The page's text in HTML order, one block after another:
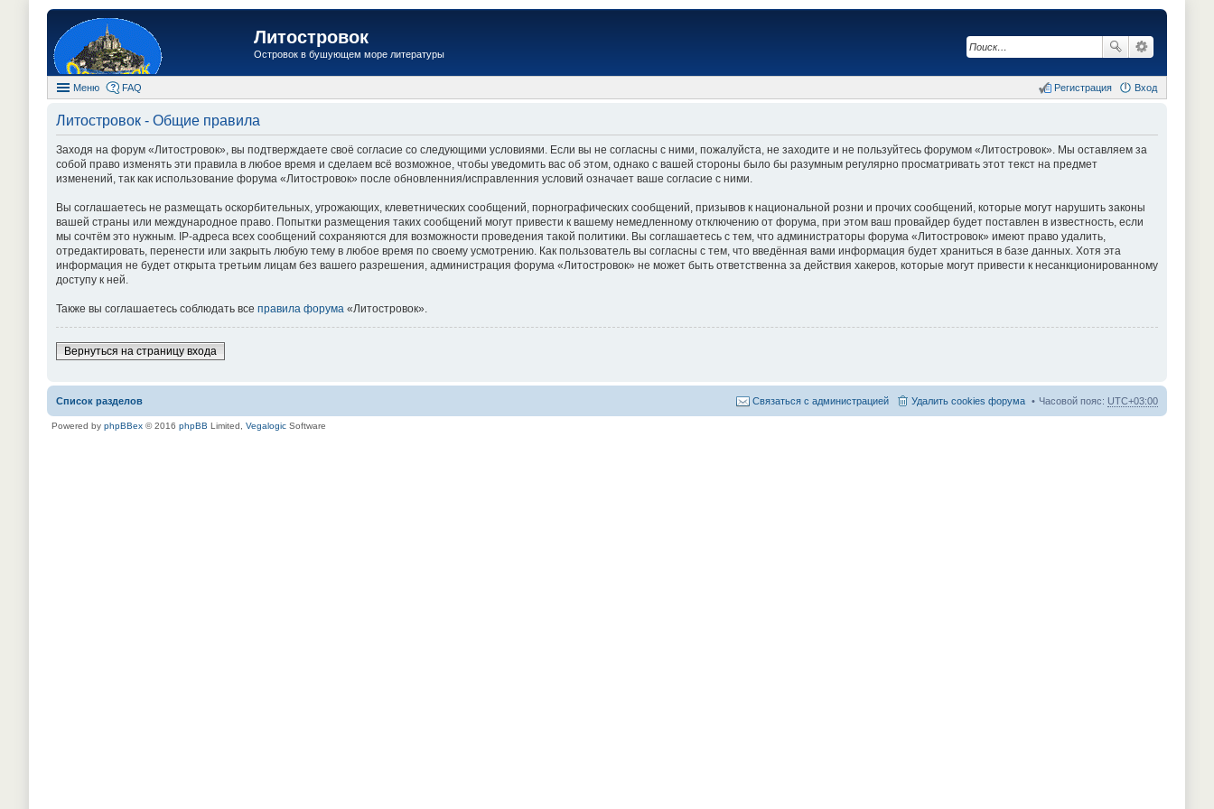
Литостровок
Островок в бушующем море литературы
Меню FAQ Вход
Регистрация
Литостровок - Общие правила
Заходя на форум «Литостровок», вы подтверждаете своё согласие со следующими условиями. Если вы не согласны с ними, пожалуйста, не заходите и не пользуйтесь форумом «Литостровок». Мы оставляем за
собой право изменять эти правила в любое время и сделаем всё возможное, чтобы уведомить вас об этом, однако с вашей стороны было бы разумным регулярно просматривать этот текст на предмет
изменений, так как использование форума «Литостровок» после обновленния/исправленния условий означает ваше согласие с ними.
Вы соглашаетесь не размещать оскорбительных, угрожающих, клеветнических сообщений, порнографических сообщений, призывов к национальной розни и прочих сообщений, которые могут нарушить законы
вашей страны или международное право. Попытки размещения таких сообщений могут привести к вашему немедленному отключению от форума, при этом ваш провайдер будет поставлен в известность, если
мы сочтём это нужным. IP-адреса всех сообщений сохраняются для возможности проведения такой политики. Вы соглашаетесь с тем, что администраторы форума «Литостровок» имеют право удалить,
отредактировать, перенести или закрыть любую тему в любое время по своему усмотрению. Как пользователь вы согласны с тем, что введённая вами информация будет храниться в базе данных. Хотя эта
информация не будет открыта третьим лицам без вашего разрешения, администрация форума «Литостровок» не может быть ответственна за действия хакеров, которые могут привести к несанкционированному
доступу к ней.
Также вы соглашаетесь соблюдать все правила форума «Литостровок».
Вернуться на страницу входа
Список разделов Часовой пояс: UTC+03:00
Удалить cookies форума
Связаться с администрацией
Powered by phpBBex © 2016 phpBB Limited, Vegalogic Software